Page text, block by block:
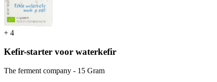
+ 4
Kefir-starter voor waterkefir
The ferment company - 15 Gram